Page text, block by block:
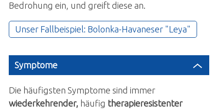
Bedrohung ein, und greift diese an.
Unser Fallbeispiel: Bolonka-Havaneser "Leya"
Symptome
Die häufigsten Symptome sind immer
wiederkehrender, häufig therapieresistenter